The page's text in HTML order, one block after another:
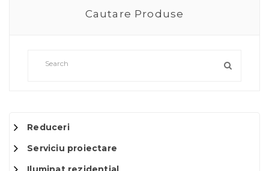
Cautare Produse
Reduceri
Serviciu proiectare